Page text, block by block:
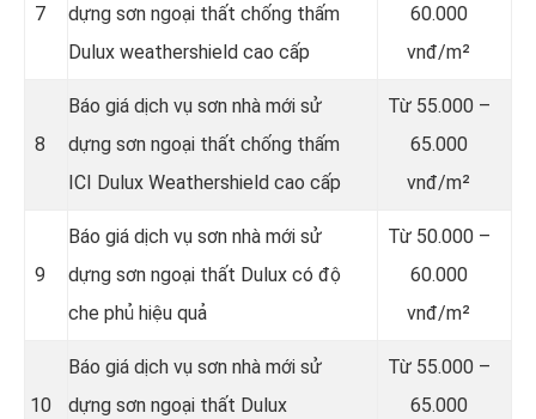
7
dựng sơn ngoại thất chống thấm
Dulux weathershield cao cấp
60.000
vnđ/m²
8
Báo giá dịch vụ sơn nhà mới sử
dựng sơn ngoại thất chống thấm
ICI Dulux Weathershield cao cấp
Từ 55.000 –
65.000
vnđ/m²
9
Báo giá dịch vụ sơn nhà mới sử
dựng sơn ngoại thất Dulux có độ
che phủ hiệu quả
Từ 50.000 –
60.000
vnđ/m²
10
Báo giá dịch vụ sơn nhà mới sử
dựng sơn ngoại thất Dulux
Từ 55.000 –
65.000